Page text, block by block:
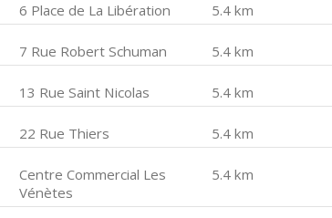
6 Place de La Libération 5.4 km
7 Rue Robert Schuman 5.4 km
13 Rue Saint Nicolas 5.4 km
22 Rue Thiers 5.4 km
Centre Commercial Les
Vénètes
5.4 km